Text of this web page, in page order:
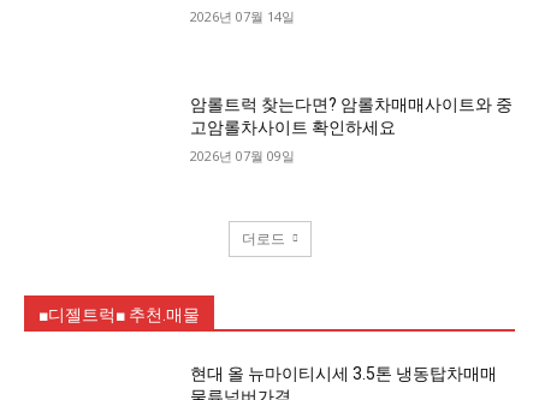
2026년 07월 14일
암롤트럭 찾는다면? 암롤차매매사이트와 중
고암롤차사이트 확인하세요
2026년 07월 09일
더로드
■디젤트럭■ 추천.매물
현대 올 뉴마이티시세 3.5톤 냉동탑차매매
물류넘버가격